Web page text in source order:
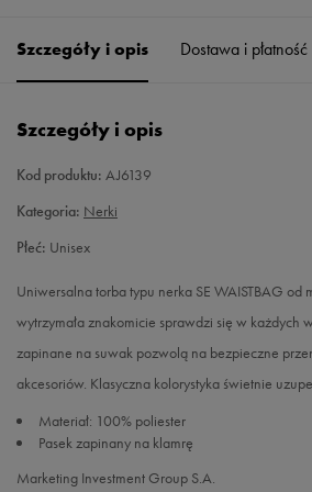
Szczegóły i opis Dostawa i płatność
Szczegóły i opis
Kod produktu: AJ6139
Kategoria: Nerki
Płeć: Unisex
Uniwersalna torba typu nerka SE WAISTBAG od
wytrzymała znakomicie sprawdzi się w każdych
zapinane na suwak pozwolą na bezpieczne
akcesoriów. Klasyczna kolorystyka świetnie
Materiał: 100% poliester
Pasek zapinany na klamrę
Marketing Investment Group S.A.